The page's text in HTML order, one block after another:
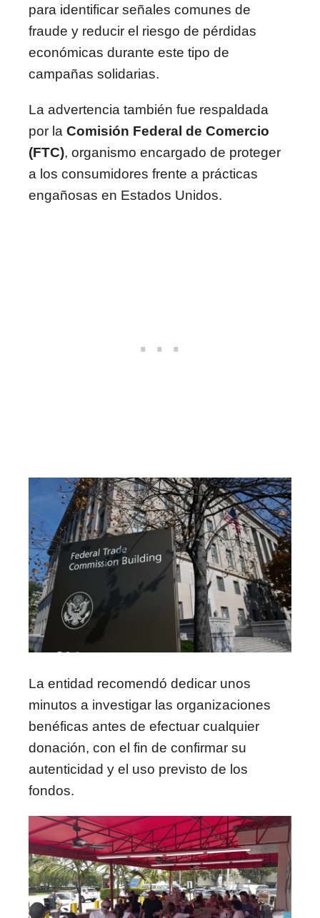
para identificar señales comunes de
fraude y reducir el riesgo de pérdidas
económicas durante este tipo de
campañas solidarias.
La advertencia también fue respaldada
por la Comisión Federal de Comercio
(FTC), organismo encargado de proteger
a los consumidores frente a prácticas
engañosas en Estados Unidos.
La entidad recomendó dedicar unos
minutos a investigar las organizaciones
benéficas antes de efectuar cualquier
donación, con el fin de confirmar su
autenticidad y el uso previsto de los
fondos.